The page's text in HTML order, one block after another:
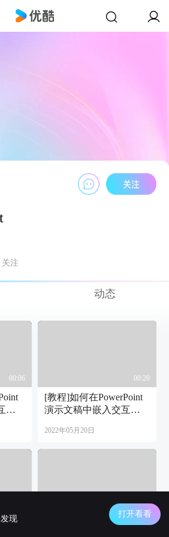
关注
动态
00:06
式
00:20
[教程]如何在PowerPoint
演示文稿中嵌入交互式
2022年05月20日
00:06
[教程]如何在PowerPoint
现
打开看看